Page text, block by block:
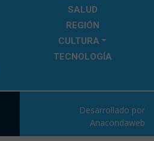
SALUD
REGIÓN
CULTURA
TECNOLOGÍA
Desarrollado por
Anacondaweb